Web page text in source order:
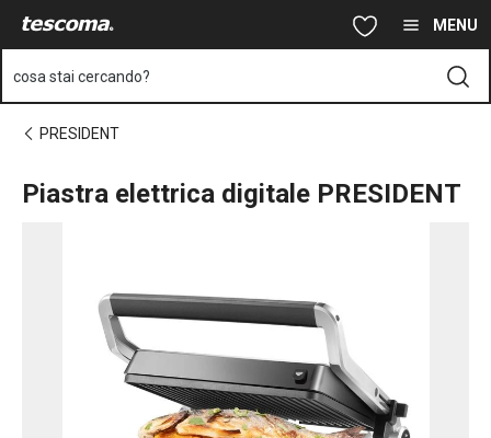
Vai al contenuto principale MENU
cosa stai cercando?
PRESIDENT
Piastra elettrica digitale PRESIDENT